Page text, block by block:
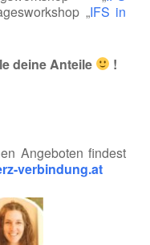
„IFS in
deine Anteile
!
Angeboten findest
verbindung.at